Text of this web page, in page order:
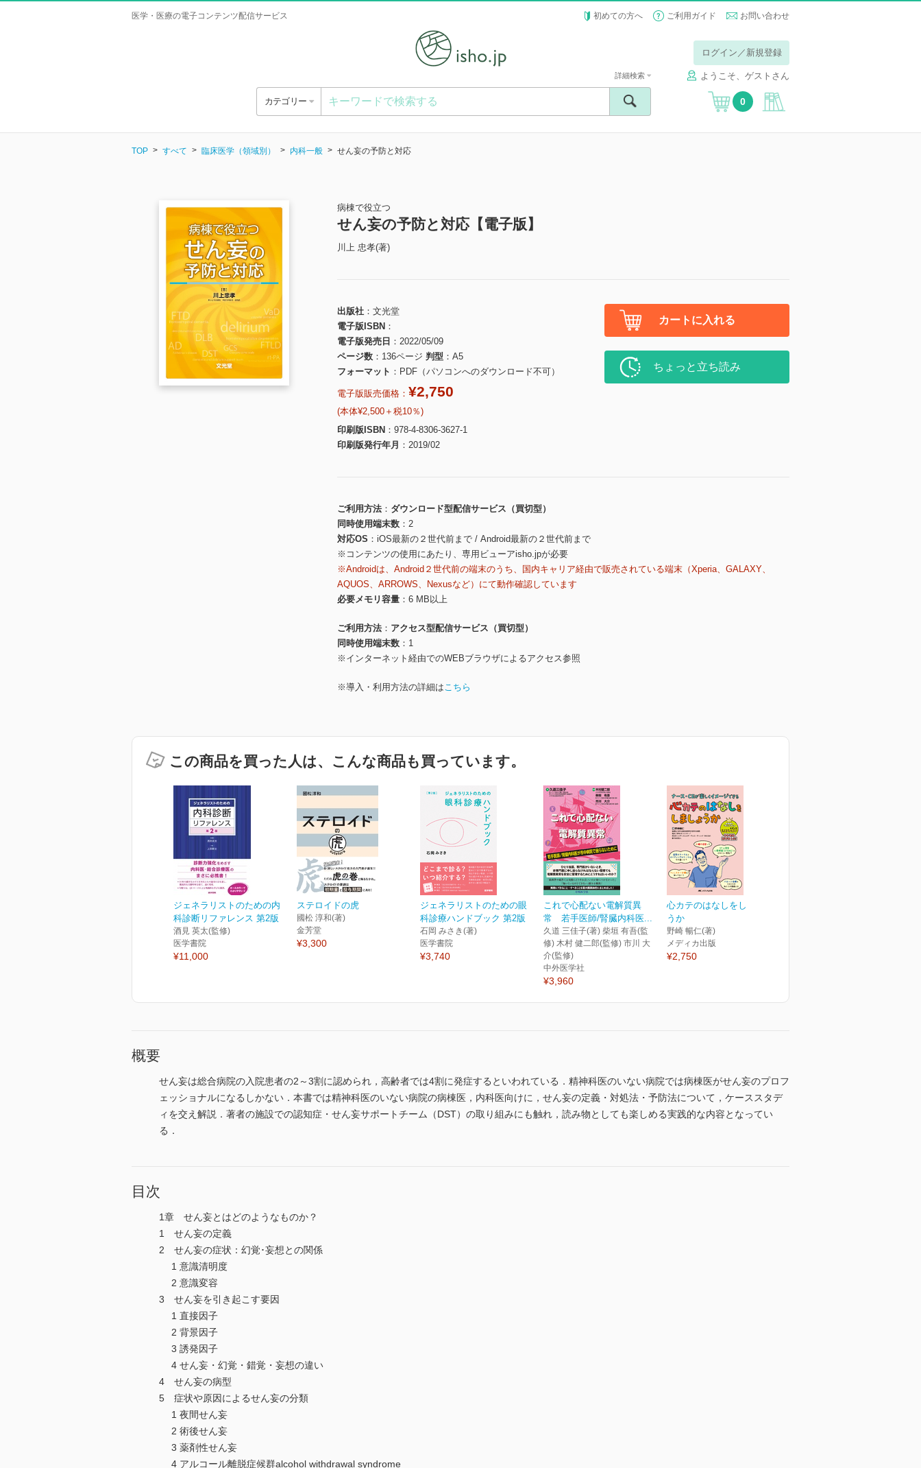
医学・医療の電子コンテンツ配信サービス 初めての方へ ご利用ガイド お問い合わせ
ログイン／新規登録
ようこそ、ゲストさん
カテゴリー
詳細検索
0
TOP すべて 臨床医学（領域別） 内科一般 せん妄の予防と対応
病棟で役立つ
せん妄の予防と対応【電子版】
川上 忠孝(著)
出版社
文光堂
電子版ISBN
電子版発売日
2022/05/09
ページ数
136ページ 判型
A5
フォーマット
PDF（パソコンへのダウンロード不可）
電子版販売価格： ¥2,750
(本体¥2,500＋税10％)
印刷版ISBN
978-4-8306-3627-1
印刷版発行年月
2019/02
カートに入れる
ちょっと立ち読み
ご利用方法
ダウンロード型配信サービス（買切型）
同時使用端末数
2
対応OS
iOS最新の２世代前まで / Android最新の２世代前まで
※コンテンツの使用にあたり、専用ビューアisho.jpが必要
※Androidは、Android２世代前の端末のうち、国内キャリア経由で販売されている端末（Xperia、GALAXY、
AQUOS、ARROWS、Nexusなど）にて動作確認しています
必要メモリ容量
6 MB以上
ご利用方法
アクセス型配信サービス（買切型）
同時使用端末数
1
※インターネット経由でのWEBブラウザによるアクセス参照
※導入・利用方法の詳細はこちら
この商品を買った人は、こんな商品も買っています。
ジェネラリストのための内
科診断リファレンス 第2版
酒見 英太(監修)
医学書院
¥11,000
ステロイドの虎
國松 淳和(著)
金芳堂
¥3,300
ジェネラリストのための眼
科診療ハンドブック 第2版
石岡 みさき(著)
医学書院
¥3,740
これで心配ない電解質異
常 若手医師/腎臓内科医...
久道 三佳子(著) 柴垣 有吾(監
修) 木村 健二郎(監修) 市川 大
介(監修)
中外医学社
¥3,960
心カテのはなしをしましょ
うか
野崎 暢仁(著)
メディカ出版
¥2,750
概要
せん妄は総合病院の入院患者の2～3割に認められ，高齢者では4割に発症するといわれている．精神科医のいない病院では病棟医がせん妄のプロフ
ェッショナルになるしかない．本書では精神科医のいない病院の病棟医，内科医向けに，せん妄の定義・対処法・予防法について，ケーススタデ
ィを交え解説．著者の施設での認知症・せん妄サポートチーム（DST）の取り組みにも触れ，読み物としても楽しめる実践的な内容となってい
る．
目次
1章 せん妄とはどのようなものか？
1 せん妄の定義
2 せん妄の症状：幻覚･妄想との関係
1 意識清明度
2 意識変容
3 せん妄を引き起こす要因
1 直接因子
2 背景因子
3 誘発因子
4 せん妄・幻覚・錯覚・妄想の違い
4 せん妄の病型
5 症状や原因によるせん妄の分類
1 夜間せん妄
2 術後せん妄
3 薬剤性せん妄
4 アルコール離脱症候群alcohol withdrawal syndrome